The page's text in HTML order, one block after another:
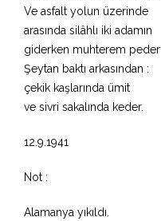
Ve asfalt yolun üzerinde
arasında silâhlı iki adamın
giderken muhterem peder
Şeytan baktı arkasından :
çekik kaşlarında ümit
ve sivri sakalında keder.
12.9.1941
Not :
Alamanya yıkıldı.